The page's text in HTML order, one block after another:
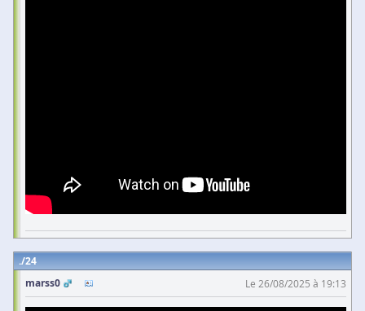
24
marss0
Le 26/08/2025 à 19:13